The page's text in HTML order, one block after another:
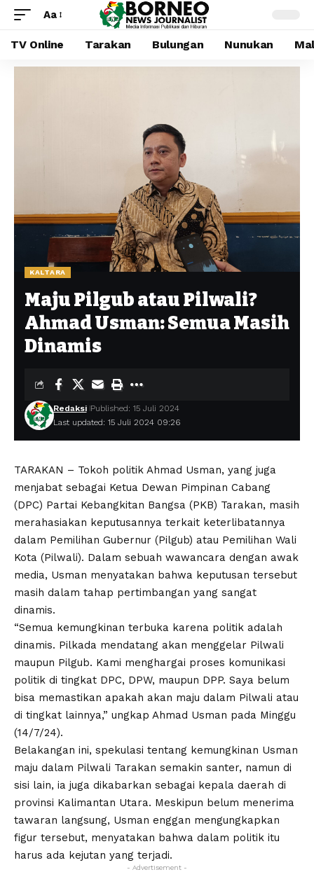
Aa
TV Online Tarakan Bulungan Nunukan
KALTARA
Maju Pilgub atau Pilwali?
Ahmad Usman: Semua Masih
Dinamis
Last updated: 15 Juli 2024 09:26
Redaksi Published: 15 Juli 2024
TARAKAN – Tokoh politik Ahmad Usman, yang juga
menjabat sebagai Ketua Dewan Pimpinan Cabang
(DPC) Partai Kebangkitan Bangsa (PKB) Tarakan, masih
merahasiakan keputusannya terkait keterlibatannya
dalam Pemilihan Gubernur (Pilgub) atau Pemilihan Wali
Kota (Pilwali). Dalam sebuah wawancara dengan awak
media, Usman menyatakan bahwa keputusan tersebut
masih dalam tahap pertimbangan yang sangat
dinamis.
“Semua kemungkinan terbuka karena politik adalah
dinamis. Pilkada mendatang akan menggelar Pilwali
maupun Pilgub. Kami menghargai proses komunikasi
politik di tingkat DPC, DPW, maupun DPP. Saya belum
bisa memastikan apakah akan maju dalam Pilwali atau
di tingkat lainnya,” ungkap Ahmad Usman pada Minggu
(14/7/24).
Belakangan ini, spekulasi tentang kemungkinan Usman
maju dalam Pilwali Tarakan semakin santer, namun di
sisi lain, ia juga dikabarkan sebagai kepala daerah di
provinsi Kalimantan Utara. Meskipun belum menerima
tawaran langsung, Usman enggan mengungkapkan
figur tersebut, menyatakan bahwa dalam politik itu
harus ada kejutan yang terjadi.
- Advertisement -